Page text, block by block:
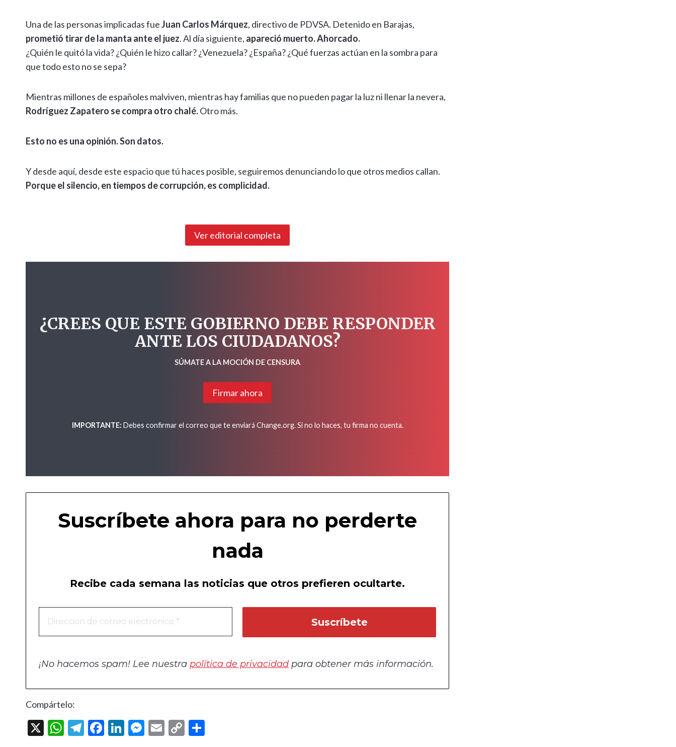
Una de las personas implicadas fueJuan Carlos Márquez, directivo de PDVSA. Detenido en Barajas,
prometió tirar de la manta ante el juez. Al día siguiente, apareció muerto. Ahorcado.
¿Quién le quitó la vida? ¿Quién le hizo callar? ¿Venezuela? ¿España? ¿Qué fuerzas actúan en la sombra para
que todo esto no se sepa?
Mientras millones de españoles malviven, mientras hay familias que no pueden pagar la luz ni llenar la nevera,
Rodríguez Zapatero se compra otro chalé.Otro más.
Esto no es una opinión. Son datos.
Y desde aquí, desde este espacio que tú haces posible, seguiremos denunciando lo que otros medios callan.
Porque el silencio, en tiempos de corrupción, es complicidad.
Ver editorial completa
¿CREES QUE ESTE GOBIERNO DEBE RESPONDER
ANTE LOS CIUDADANOS?
SÚMATE A LA MOCIÓN DE CENSURA
Firmar ahora
IMPORTANTE: Debes confirmar el correo que te enviará Change.org. Si no lo haces, tu firma no cuenta.
Suscríbete ahora para no perderte
nada
Recibe cada semana las noticias que otros prefieren ocultarte.
¡No hacemos spam! Lee nuestra política de privacidad para obtener más información.
Compártelo:
X
W T
F
Li M E
C